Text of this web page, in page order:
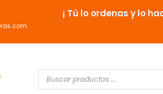
¡ Tú lo ordenas y lo
Búsqueda
de
productos